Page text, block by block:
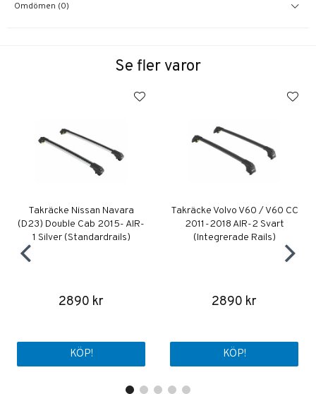
Omdömen (0)
Se fler varor
Takräcke Nissan Navara
(D23) Double Cab 2015- AIR-
1 Silver (Standardrails)
2890 kr
KÖP!
Takräcke Volvo V60 / V60 CC
2011-2018 AIR-2 Svart
(Integrerade Rails)
2890 kr
KÖP!